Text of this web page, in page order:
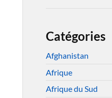
Catégories
Afghanistan
Afrique
Afrique du Sud